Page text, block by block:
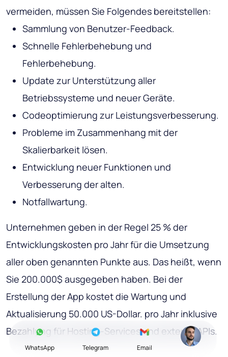
vermeiden, müssen Sie Folgendes bereitstellen:
Sammlung von Benutzer-Feedback.
Schnelle Fehlerbehebung und
Fehlerbehebung.
Update zur Unterstützung aller
Betriebssysteme und neuer Geräte.
Codeoptimierung zur Leistungsverbesserung.
Probleme im Zusammenhang mit der
Skalierbarkeit lösen.
Entwicklung neuer Funktionen und
Verbesserung der alten.
Notfallwartung.
Unternehmen geben in der Regel 25 % der
Entwicklungskosten pro Jahr für die Umsetzung
aller oben genannten Punkte aus. Das heißt, wenn
Sie 200.000$ ausgegeben haben. Bei der
Erstellung der App kostet die Wartung und
Aktualisierung 50.000 US-Dollar. pro Jahr inklusive
Bezahlung für Hosting-Services und externe APIs.
WhatsApp Telegram Email